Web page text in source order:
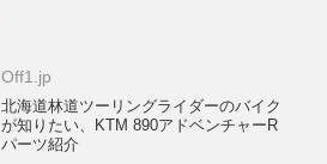
Off1.jp
北海道林道ツーリングライダーのバイク
が知りたい、KTM 890アドベンチャーR
パーツ紹介